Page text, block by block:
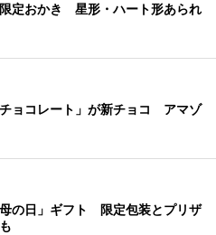
定おかき 星形・ハート形あられ
ョコレート」が新チョコ アマゾ
の日」ギフト 限定包装とプリザ